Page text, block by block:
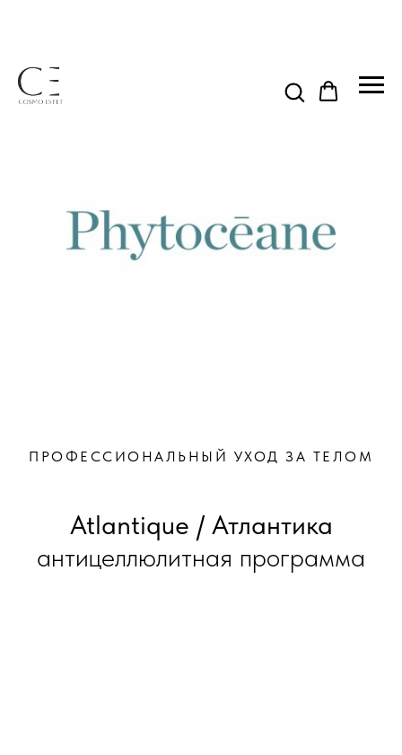
ПРОФЕССИОНАЛЬНЫЙ УХОД ЗА ТЕЛОМ
Atlantique / Атлантика
антицеллюлитная программа